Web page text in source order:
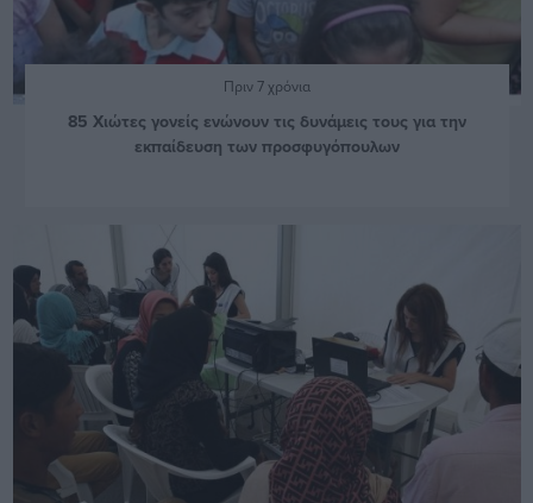
Πριν 7 χρόνια
85 Χιώτες γονείς ενώνουν τις δυνάμεις τους για την
εκπαίδευση των προσφυγόπουλων